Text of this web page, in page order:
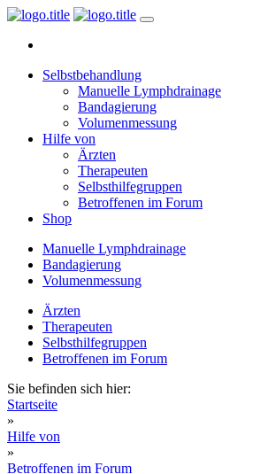
Selbstbehandlung
Manuelle Lymphdrainage
Bandagierung
Volumenmessung
Hilfe von
Ärzten
Therapeuten
Selbsthilfegruppen
Betroffenen im Forum
Shop
Manuelle Lymphdrainage
Bandagierung
Volumenmessung
Ärzten
Therapeuten
Selbsthilfegruppen
Betroffenen im Forum
Sie befinden sich hier:
Startseite
»
Hilfe von
»
Betroffenen im Forum